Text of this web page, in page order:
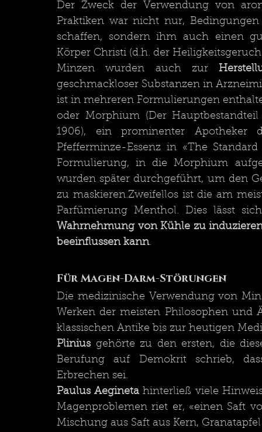
Der Zweck der Verwendung von
Praktiken war nicht nur,
schaffen, sondern ihm auch einen
Körper Christi (d.h. der
Minzen wurden auch zur
geschmackloser Substanzen in
ist in mehreren Formulierungen
oder Morphium (Der
1906), ein prominenter Apotheker
Pfefferminze-Essenz in «The
Formulierung, in die Morphium
wurden später durchgeführt, um den
zu maskieren.Zweifellos ist die am
Parfümierung Menthol. Dies lässt
Wahrnehmung von Kühle zu
beeinflussen kann.
Für Magen-Darm-Störungen
Die medizinische Verwendung von
Werken der meisten Philosophen und
klassischen Antike bis zur heutigen
Plinius gehörte zu den ersten, die
Berufung auf Demokrit schrieb,
Erbrechen sei.
Paulus Aegineta hinterließ viele
Magenproblemen riet er, «einen Saft
Mischung aus Saft aus Kern,